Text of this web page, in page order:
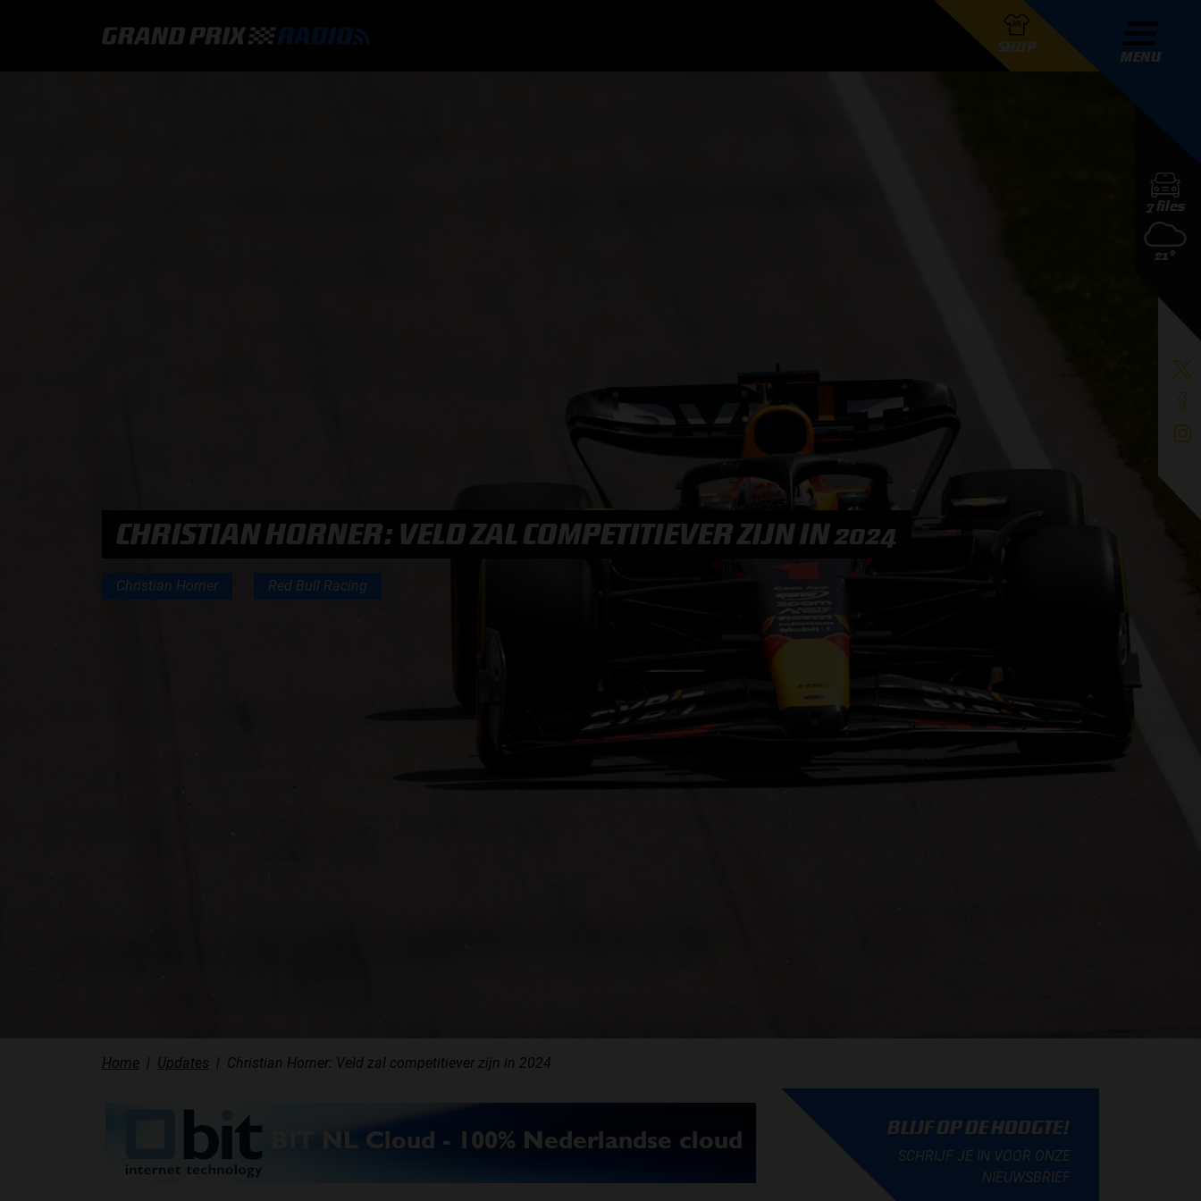
SHOP
MENU
7 files
21°
CHRISTIAN HORNER: VELD ZAL COMPETITIEVER ZIJN IN 2024
Christian Horner Red Bull Racing
Home Updates Christian Horner: Veld zal competitiever zijn in 2024
BLIJF OP DE HOOGTE!
SCHRIJF JE IN VOOR ONZE
NIEUWSBRIEF
HOE TE BELUISTEREN?
F1 TEAMS KAMPIOENSCHAP
RACE GEMIST